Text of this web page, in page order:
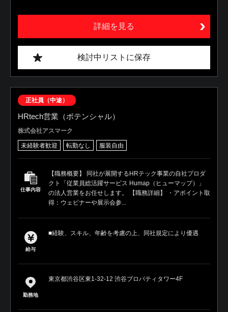
詳細を見る
検討中リストに保存
正社員（中途）
HRtech営業（ポテンシャル）
株式会社アスマーク
未経験者歓迎 転勤なし 服装自由
仕事内容
【職務概要】 同社が展開するHRテック事業の自社プロダ
クト「従業員総活躍サービス Humap（ヒューマップ）」
の法人営業をお任せします。 【職務詳細】 ・アポイント取
得：ウェビナーや展示会参...
給与
■経験、スキル、年齢を考慮の上、同社規定により優遇
勤務地
東京都渋谷区東1-32-12 渋谷プロパティタワー4F